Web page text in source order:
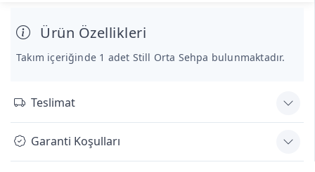
Ürün Özellikleri
Takım içeriğinde 1 adet Still Orta Sehpa bulunmaktadır.
Teslimat
Garanti Koşulları